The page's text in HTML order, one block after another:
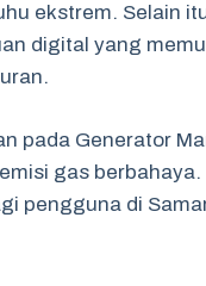
ekstrem. Selain
digital yang
pada Generator
gas
pengguna di